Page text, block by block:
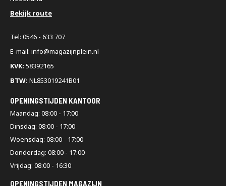
Bekijk route
Tel: 0546 - 633 707
E-mail: info@magazijnplein.nl
KVK: 58392165
BTW: NL853019241B01
OPENINGSTIJDEN KANTOOR
Maandag: 08:00 - 17:00
Dinsdag: 08:00 - 17:00
Woensdag: 08:00 - 17:00
Donderdag: 08:00 - 17:00
Vrijdag: 08:00 - 16:30
OPENINGSTIJDEN MAGAZIJN